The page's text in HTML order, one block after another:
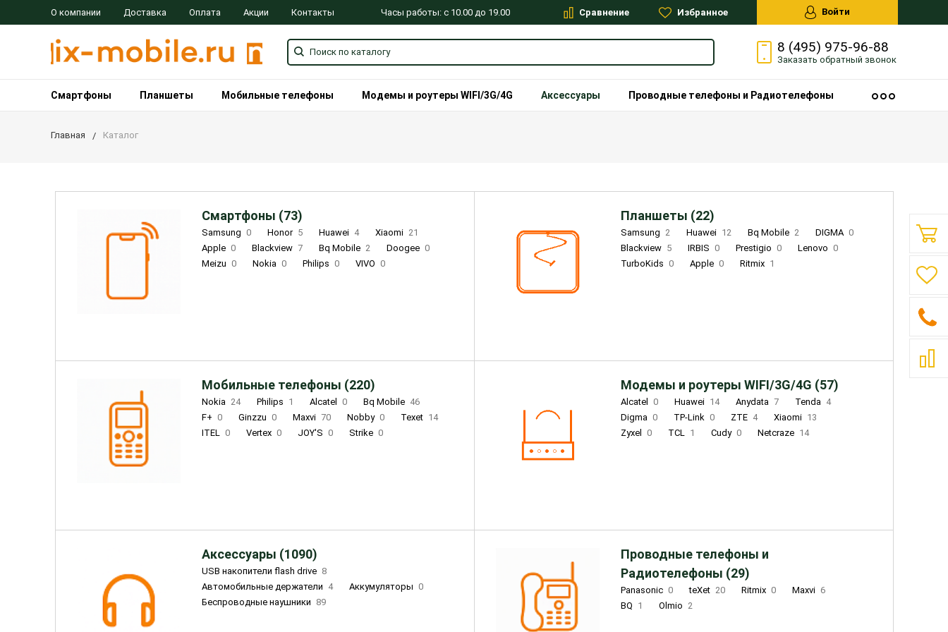
О компании Доставка Оплата Акции Контакты Часы работы: с 10.00 до 19.00 Сравнение Избранное Войти
8 (495) 975-96-88
Заказать обратный звонок
Смартфоны Планшеты Мобильные телефоны Модемы и роутеры WIFI/3G/4G Аксессуары Проводные телефоны и Радиотелефоны
Главная Каталог
Смартфоны (73)
Samsung 0 Honor 5 Huawei 4 Xiaomi 21
Apple 0 Blackview 7 Bq Mobile 2 Doogee 0
Meizu 0 Nokia 0 Philips 0 VIVO 0
Планшеты (22)
Samsung 2 Huawei 12 Bq Mobile 2 DIGMA 0
Blackview 5 IRBIS 0 Prestigio 0 Lenovo 0
TurboKids 0 Apple 0 Ritmix 1
Мобильные телефоны (220)
Nokia 24 Philips 1 Alcatel 0 Bq Mobile 46
F+ 0 Ginzzu 0 Maxvi 70 Nobby 0 Texet 14
ITEL 0 Vertex 0 JOY'S 0 Strike 0
Модемы и роутеры WIFI/3G/4G (57)
Alcatel 0 Huawei 14 Anydata 7 Tenda 4
Digma 0 TP-Link 0 ZTE 4 Xiaomi 13
Zyxel
0 TCL 1 Cudy 0 Netcraze 14
Аксессуары (1090)
USB накопители flash drive 8
Автомобильные держатели 4 Аккумуляторы 0
Беспроводные наушники 89
Проводные телефоны и
Радиотелефоны (29)
Panasonic 0 teXet 20 Ritmix 0 Maxvi 6
BQ 1 Olmio 2